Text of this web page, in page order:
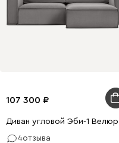
107 300
Диван угловой Эби-1
4отзыва